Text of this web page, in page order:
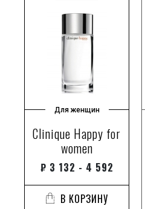
Для женщин
Clinique Happy for
women
₽ 3 132 - 4 592
В КОРЗИНУ